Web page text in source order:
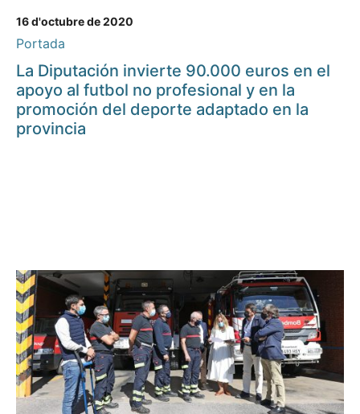
16 d'octubre de 2020
Portada
La Diputación invierte 90.000 euros en el
apoyo al futbol no profesional y en la
promoción del deporte adaptado en la
provincia